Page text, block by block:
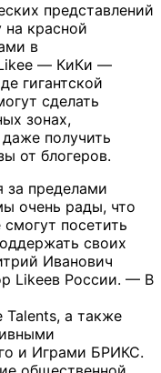
представлений
красной
в
Likee — КиКи —
гигантской
сделать
зонах,
получить
от блогеров.
за пределами
очень рады, что
посетить
своих
Иванович
Likeeв России. — В
Talents, а также
и Играми БРИКС.